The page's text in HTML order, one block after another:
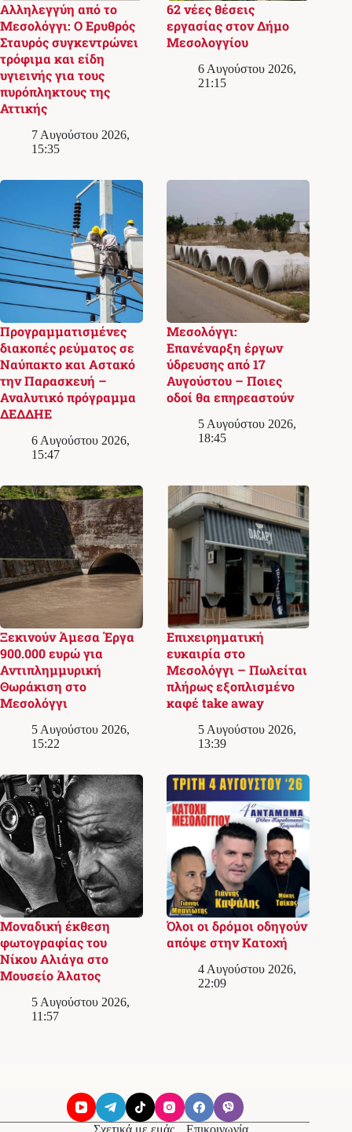
Αλληλεγγύη από το
Μεσολόγγι: Ο Ερυθρός
Σταυρός συγκεντρώνει
τρόφιμα και είδη
υγιεινής για τους
πυρόπληκτους της
Αττικής
7 Αυγούστου 2026,
15:35
62 νέες θέσεις
εργασίας στον Δήμο
Μεσολογγίου
6 Αυγούστου 2026,
21:15
Προγραμματισμένες
διακοπές ρεύματος σε
Ναύπακτο και Αστακό
την Παρασκευή –
Αναλυτικό πρόγραμμα
ΔΕΔΔΗΕ
6 Αυγούστου 2026,
15:47
Μεσολόγγι:
Επανέναρξη έργων
ύδρευσης από 17
Αυγούστου – Ποιες
οδοί θα επηρεαστούν
5 Αυγούστου 2026,
18:45
Ξεκινούν Άμεσα Έργα
900.000 ευρώ για
Αντιπλημμυρική
Θωράκιση στο
Μεσολόγγι
5 Αυγούστου 2026,
15:22
Επιχειρηματική
ευκαιρία στο
Μεσολόγγι – Πωλείται
πλήρως εξοπλισμένο
καφέ take away
5 Αυγούστου 2026,
13:39
Μοναδική έκθεση
φωτογραφίας του
Νίκου Αλιάγα στο
Μουσείο Άλατος
5 Αυγούστου 2026,
11:57
Όλοι οι δρόμοι οδηγούν
απόψε στην Κατοχή
4 Αυγούστου 2026,
22:09
Σχετικά με εμάς Επικοινωνία